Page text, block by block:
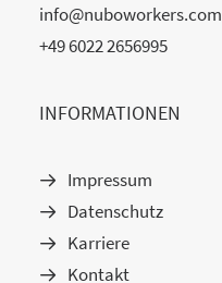
info@nuboworkers.com
+49 6022 2656995
INFORMATIONEN
Impressum
Datenschutz
Karriere
Kontakt